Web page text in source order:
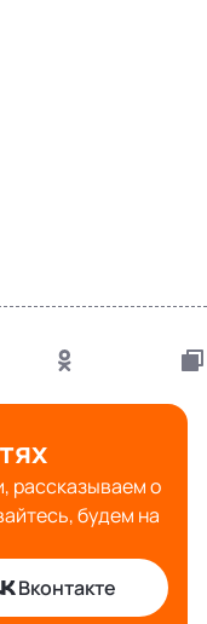
рассказываем о
будем на
Вконтакте